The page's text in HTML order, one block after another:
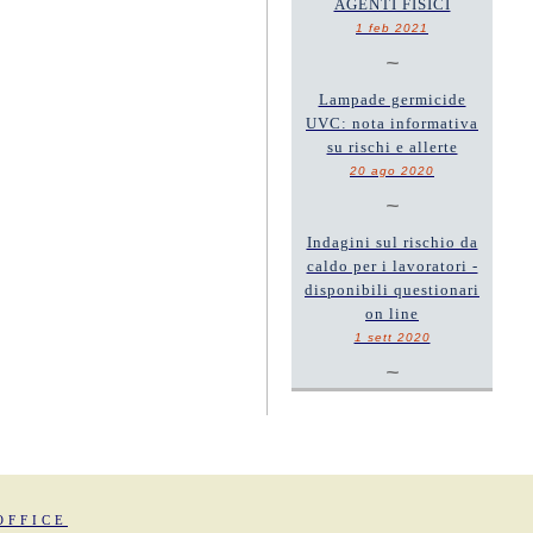
AGENTI FISICI
1 feb 2021
~
Lampade germicide
UVC: nota informativa
su rischi e allerte
20 ago 2020
~
Indagini sul rischio da
caldo per i lavoratori -
disponibili questionari
on line
1 sett 2020
~